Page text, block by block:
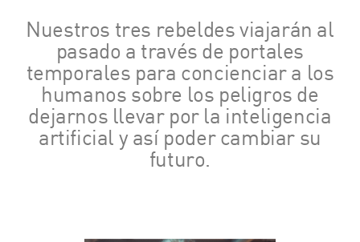
Nuestros tres rebeldes viajarán al
pasado a través de portales
temporales para concienciar a los
humanos sobre los peligros de
dejarnos llevar por la inteligencia
artificial y así poder cambiar su
futuro.